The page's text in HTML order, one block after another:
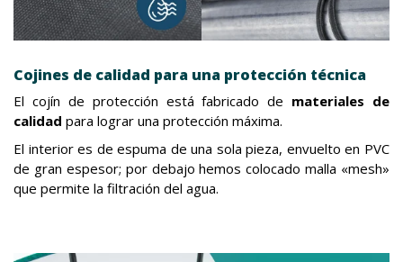
Cojines de calidad para una protección técnica
El cojín de protección está fabricado de materiales de
calidad para lograr una protección máxima.
El interior es de espuma de una sola pieza, envuelto en PVC
de gran espesor; por debajo hemos colocado malla «mesh»
que permite la filtración del agua.